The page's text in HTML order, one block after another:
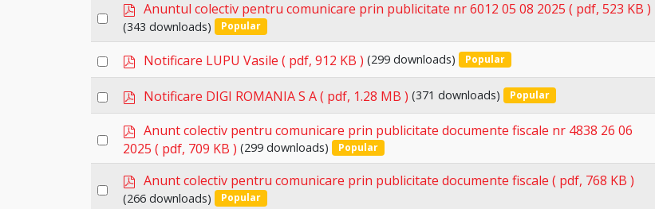
Select
item
p
d
Anuntul colectiv pentru comunicare prin publicitate nr 6012 05 08 2025 ( pdf, 523 KB )
(343 downloads) Popular
Select
an
item
p
d
Notificare LUPU Vasile ( pdf, 912 KB ) (299 downloads) Popular
Select
an
item
pNotificare DIGI ROMANIA S A( pdf, 1.28 MB ) (371 downloads) Popular
Select
an
p
d
f
Anunt colectiv pentru comunicare prin publicitate documente fiscale nr 4838 26 06
2025 ( pdf, 709 KB ) (299 downloads) Popular
Select
p
d
Anunt colectiv pentru comunicare prin publicitate documente fiscale ( pdf, 768 KB )
(266 downloads) Popular